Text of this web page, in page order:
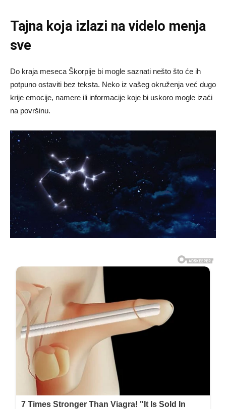
Tajna koja izlazi na videlo menja
sve
Do kraja meseca Škorpije bi mogle saznati nešto što će ih
potpuno ostaviti bez teksta. Neko iz vašeg okruženja već dugo
krije emocije, namere ili informacije koje bi uskoro mogle izaći
na površinu.